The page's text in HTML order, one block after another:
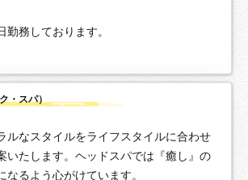
勤務しております。
・スパ）
ルなスタイルをライフスタイルに合わせ
いたします。ヘッドスパでは『癒し』の
なるよう心がけています。